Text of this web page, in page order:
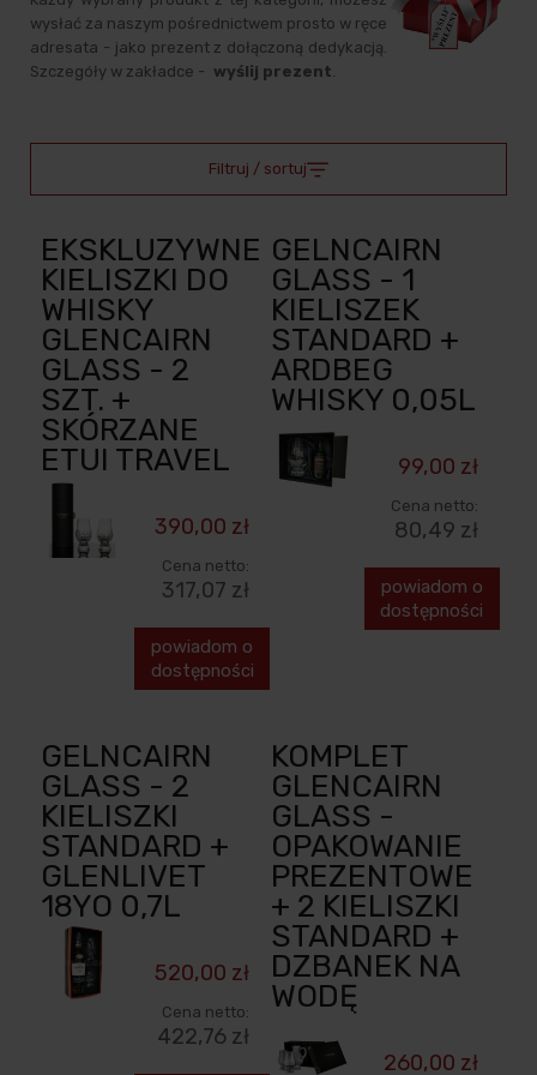
wysłać za naszym pośrednictwem prosto w ręce
adresata - jako prezent z dołączoną dedykacją.
Szczegóły w zakładce - wyślij prezent.
Filtruj / sortuj
EKSKLUZYWNE
KIELISZKI DO
WHISKY
GLENCAIRN
GLASS - 2
SZT. +
SKÓRZANE
ETUI TRAVEL
390,00 zł
Cena netto:
317,07 zł
powiadom o
dostępności
GELNCAIRN
GLASS - 1
KIELISZEK
STANDARD +
ARDBEG
WHISKY 0,05L
99,00 zł
Cena netto:
80,49 zł
powiadom o
dostępności
GELNCAIRN
GLASS - 2
KIELISZKI
STANDARD +
GLENLIVET
18YO 0,7L
520,00 zł
Cena netto:
422,76 zł
KOMPLET
GLENCAIRN
GLASS -
OPAKOWANIE
PREZENTOWE
+ 2 KIELISZKI
STANDARD +
DZBANEK NA
WODĘ
260,00 zł